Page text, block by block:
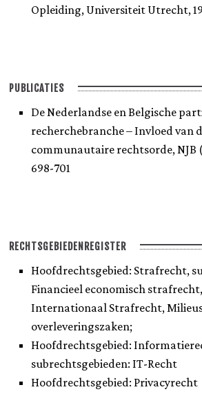
Opleiding, Universiteit Utrecht,
PUBLICATIES
De Nederlandse en Belgische
recherchebranche – Invloed van
communautaire rechtsorde, NJB
698-701
RECHTSGEBIEDENREGISTER
Hoofdrechtsgebied: Strafrecht,
Financieel economisch
Internationaal Strafrecht,
overleveringszaken;
Hoofdrechtsgebied:
subrechtsgebieden: IT-Recht
Hoofdrechtsgebied: Privacyrecht